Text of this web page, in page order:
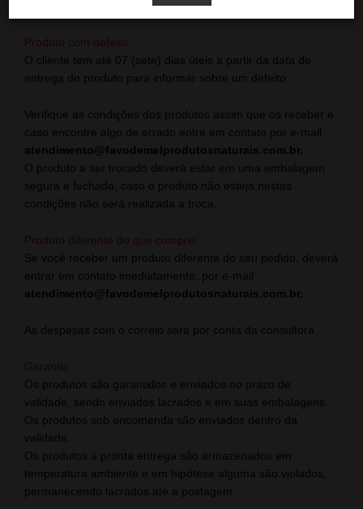
que poderá ser usado para uma próxima compra.
Produto com defeito
O cliente tem até 07 (sete) dias úteis a partir da data de
entrega do produto para informar sobre um defeito.
Verifique as condições dos produtos assim que os receber e
caso encontre algo de errado entre em contato por e-mail
atendimento@favodemelprodutosnaturais.com.br.
O produto a ser trocado deverá estar em uma embalagem
segura e fechada, caso o produto não esteja nestas
condições não será realizada a troca.
Produto diferente do que comprei
Se você receber um produto diferente do seu pedido, deverá
entrar em contato imediatamente, por e-mail
atendimento@favodemelprodutosnaturais.com.br.
As despesas com o correio será por conta da consultora.
Garantia
Os produtos são garantidos e enviados no prazo de
validade, sendo enviados lacrados e em suas embalagens.
Os produtos sob encomenda são enviados dentro da
validade.
Os produtos à pronta entrega são armazenados em
temperatura ambiente e em hipótese alguma são violados,
permanecendo lacrados até a postagem.